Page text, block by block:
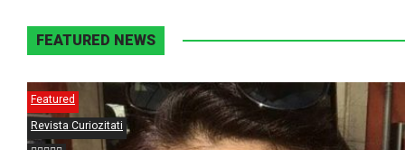
FEATURED NEWS
Featured
Revista Curiozitati